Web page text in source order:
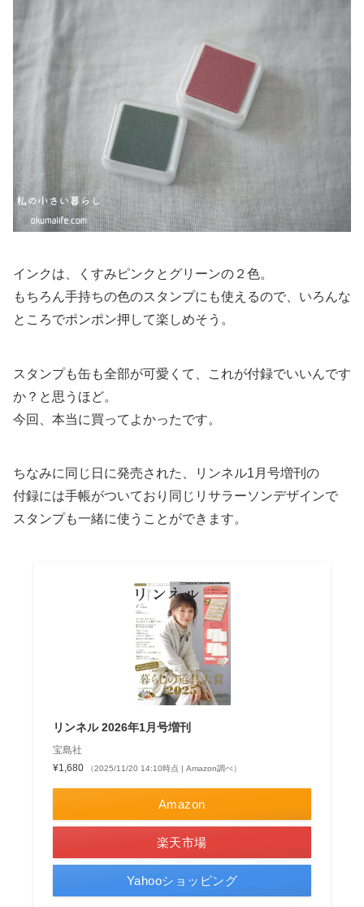
インクは、くすみピンクとグリーンの２色。
もちろん手持ちの色のスタンプにも使えるので、いろんな
ところでポンポン押して楽しめそう。
スタンプも缶も全部が可愛くて、これが付録でいいんです
か？と思うほど。
今回、本当に買ってよかったです。
ちなみに同じ日に発売された、リンネル1月号増刊の
付録には手帳がついており同じリサラーソンデザインで
スタンプも一緒に使うことができます。
リンネル 2026年1月号増刊
宝島社
¥1,680
（2025/11/20 14:10時点 | Amazon調べ）
Amazon
楽天市場
Yahooショッピング